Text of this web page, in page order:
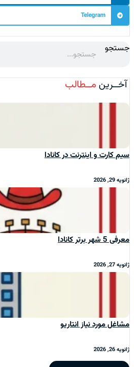
Telegram
جستجو
آخــرینمــطالب
سیم‌ کارت و اینترنت در کانادا
ژانویه 29, 2026
معرفی 5 شهر برتر کانادا
ژانویه 27, 2026
مشاغل مورد نیاز انتاریو
ژانویه 26, 2026